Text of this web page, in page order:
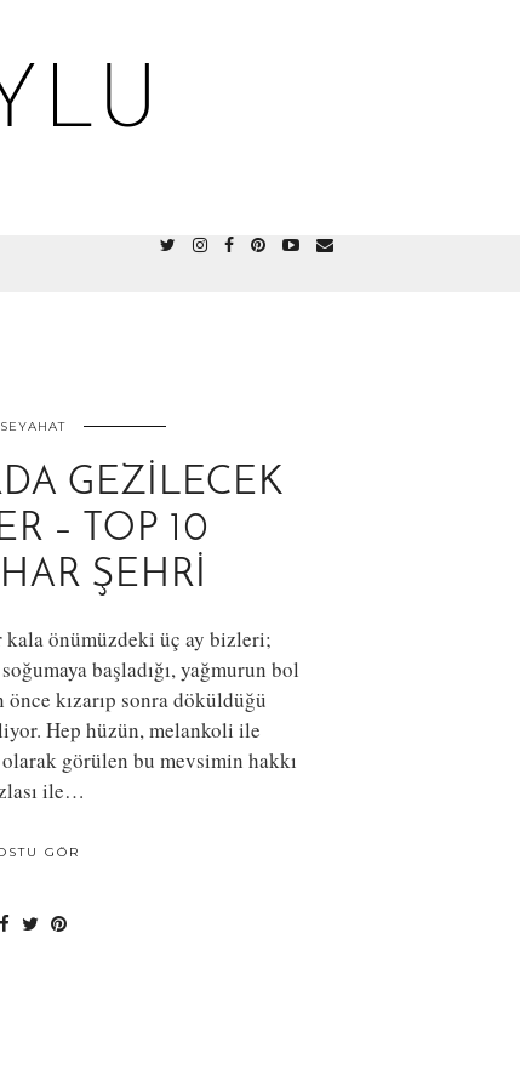
SEYAHAT
GEZILECEK
– TOP 10
ŞEHRI
kala önümüzdeki üç ay bizleri;
başladığı, yağmurun bol
önce kızarıp sonra döküldüğü
Hep hüzün, melankoli ile
görülen bu mevsimin hakkı
ile…
GÖR